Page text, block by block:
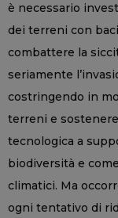
è necessario
dei terreni con
combattere la
seriamente
costringendo in
terreni e
tecnologica a
biodiversità e
climatici. Ma
ogni tentativo di